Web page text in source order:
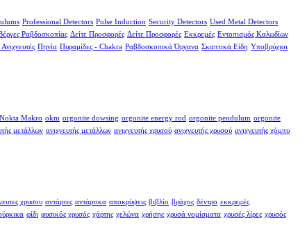
Professional Detectors Pulse Induction Security Detectors Used Metal Detectors
Ραβδοσκοπίας Δείτε Προσφορές Δείτε Προσφορές Εκκρεμές Εντοπισμός Καλωδίων
Πηνία Πυραμίδες - Chakra Ραβδοσκοπικά Όργανα Σκαπτικά Είδη Υποβρύχιοι
Nokta Makro okm orgonite dowsing orgonite energy rod orgonite pendulum orgonite
μετάλλων ανιχνευτής μετάλλων ανιχνευτής χρυσού ανιχνευτής χρυσού ανιχνευτής χόμπυ
χρυσου αντάρτες αντάρτικα αποκρύψεις βιβλίο βράχος δέντρο εκκρεμές
φίδι φυσικός χρυσός χάρτης χελώνα χρήσης χρυσά νομίσματα χρυσές λίρες χρυσός